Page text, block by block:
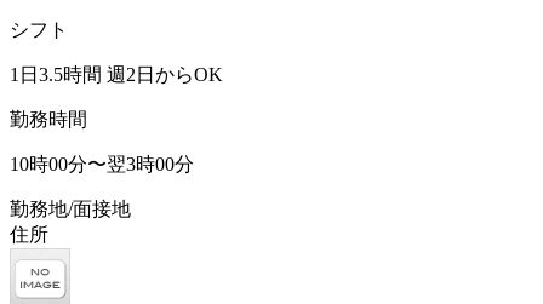
シフト
1日3.5時間 週2日からOK
勤務時間
10時00分〜翌3時00分
勤務地/面接地
住所